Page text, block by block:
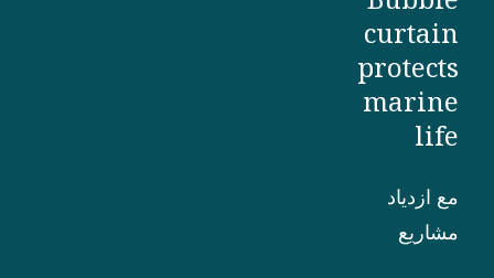
curtain
protects
marine
life
مع ازدياد
مشاريع